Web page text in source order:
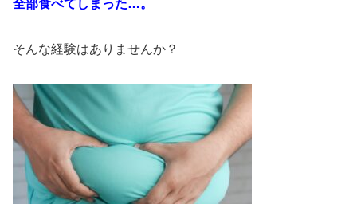
全部食べてしまった…。
そんな経験はありませんか？